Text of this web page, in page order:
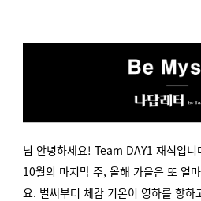
님 안녕하세요! Team DAY1 재석입니
10월의 마지막 주, 올해 가을은 또 얼
요. 벌써부터 체감 기온이 영하를 향하